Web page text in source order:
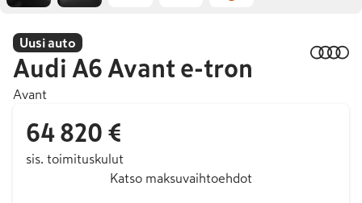
Uusi auto
Audi A6 Avant e-tron
Avant
64 820 €
sis. toimituskulut
Katso maksuvaihtoehdot